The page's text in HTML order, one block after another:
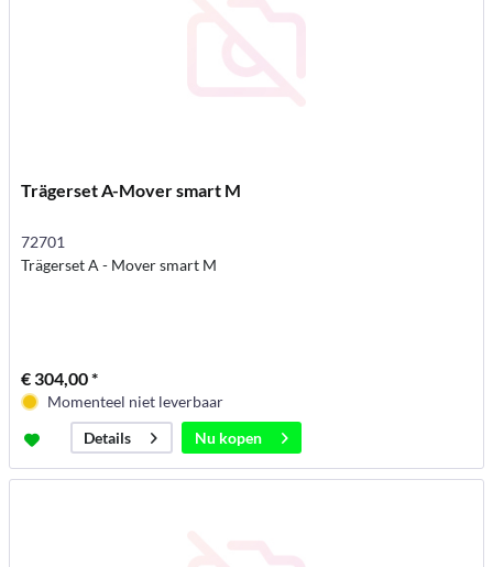
Trägerset A-Mover smart M
72701
Trägerset A - Mover smart M
€ 304,00 *
Momenteel niet leverbaar
Details
Nu kopen